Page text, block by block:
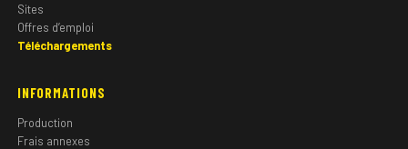
Sites
Offres d’emploi
Téléchargements
INFORMATIONS
Production
Frais annexes